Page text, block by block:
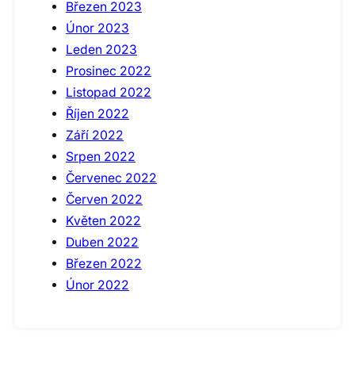
Březen 2023
Únor 2023
Leden 2023
Prosinec 2022
Listopad 2022
Říjen 2022
Září 2022
Srpen 2022
Červenec 2022
Červen 2022
Květen 2022
Duben 2022
Březen 2022
Únor 2022